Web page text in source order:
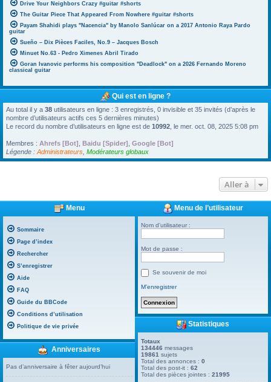
Drive Your Neighbors Crazy #guitar #shorts
The Guitar Piece That Appeared From Nowhere #guitar #shorts
Payam Shahidi plays "Nacencia" by Manolo Sanlúcar on a 2017 Antonio Raya Pardo
guitar
Sueño – Dix Pièces Faciles, No.9 – Jacques Bosch
Minuet No.63 - Pedro Ximenes Abril Tirado
Goran Ivanovic performs his composition "Deadlock" on a 2026 Fernando Moreno
classical guitar
Qui est en ligne ?
Au total il y a 38 utilisateurs en ligne : 3 enregistrés, 0 invisible et 35 invités (d’après le
nombre d’utilisateurs actifs ces 5 dernières minutes)
Le record du nombre d’utilisateurs en ligne est de 10992 , le mer. oct. 08, 2025 5:08 pm
Membres : Ahrefs [Bot] Baidu [Spider] Google [Bot]
Légende : Administrateurs Modérateurs globaux
Aller à
Menu
Sommaire
Page d’index
Rechercher
S’enregistrer
Aide
FAQ
Guide du BBCode
Conditions d’utilisation
Politique de vie privée
Anniversaires
Pas d’anniversaire à fêter aujourd’hui
Menu de l’utilisateur
Nom d’utilisateur :
Mot de passe :
Se souvenir de moi
M’enregistrer
Statistiques
Totaux
134446 messages
19861 sujets
Total des annonces :0
Total des post-it :62
Total des pièces jointes :21995